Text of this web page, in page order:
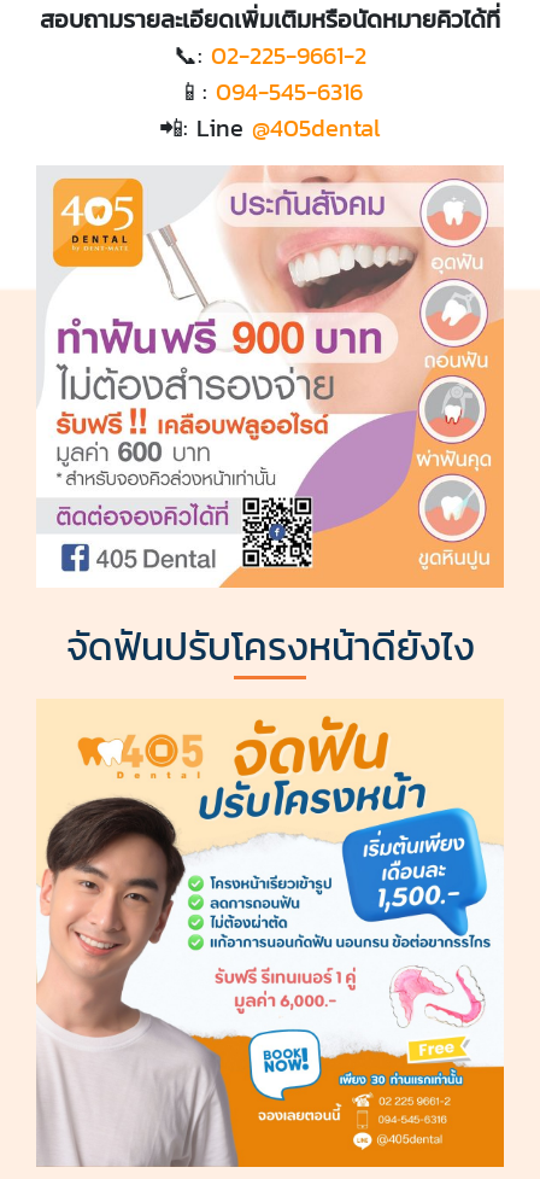
สอบถามรายละเอียดเพิ่มเติมหรือนัดหมายคิวได้ที่
📞: 02-225-9661-2
📱: 094-545-6316
📲: Line @405dental
จัดฟันปรับโครงหน้าดียังไง